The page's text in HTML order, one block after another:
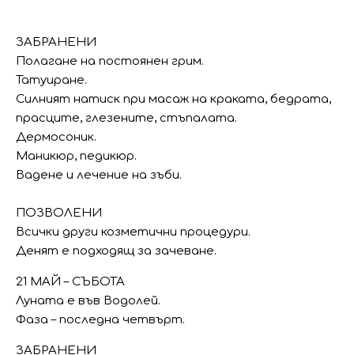
ЗАБРАНЕНИ
Полагане на постоянен грим.
Татуиране.
Силният натиск при масаж на краката, бедрата,
прасците, глезените, стъпалата.
Дермосоник.
Маникюр, педикюр.
Вадене и лечение на зъби.
ПОЗВОЛЕНИ
Всички други козметични процедури.
Денят е подходящ за зачеване.
21 МАЙ – СЪБОТА
Луната е във Водолей.
Фаза – последна четвърт.
ЗАБРАНЕНИ